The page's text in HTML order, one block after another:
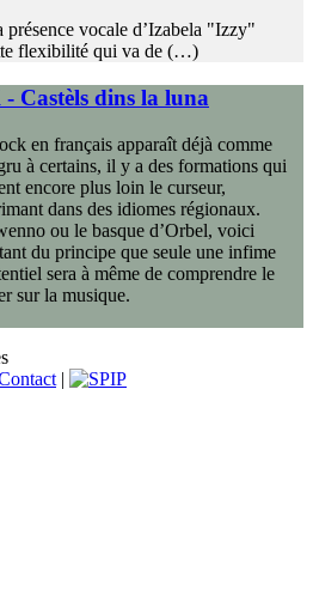
vocale d’Izabela "Izzy"
flexibilité qui va de (…)
Castèls dins la luna
en français apparaît déjà comme
à certains, il y a des formations qui
encore plus loin le curseur,
dans des idiomes régionaux.
ou le basque d’Orbel, voici
du principe que seule une infime
sera à même de comprendre le
sur la musique.
|